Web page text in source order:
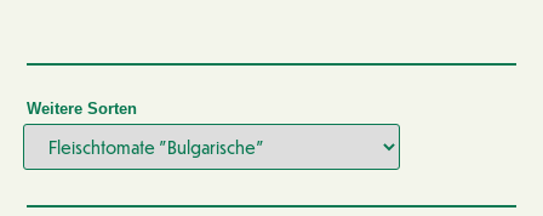
Weitere Sorten